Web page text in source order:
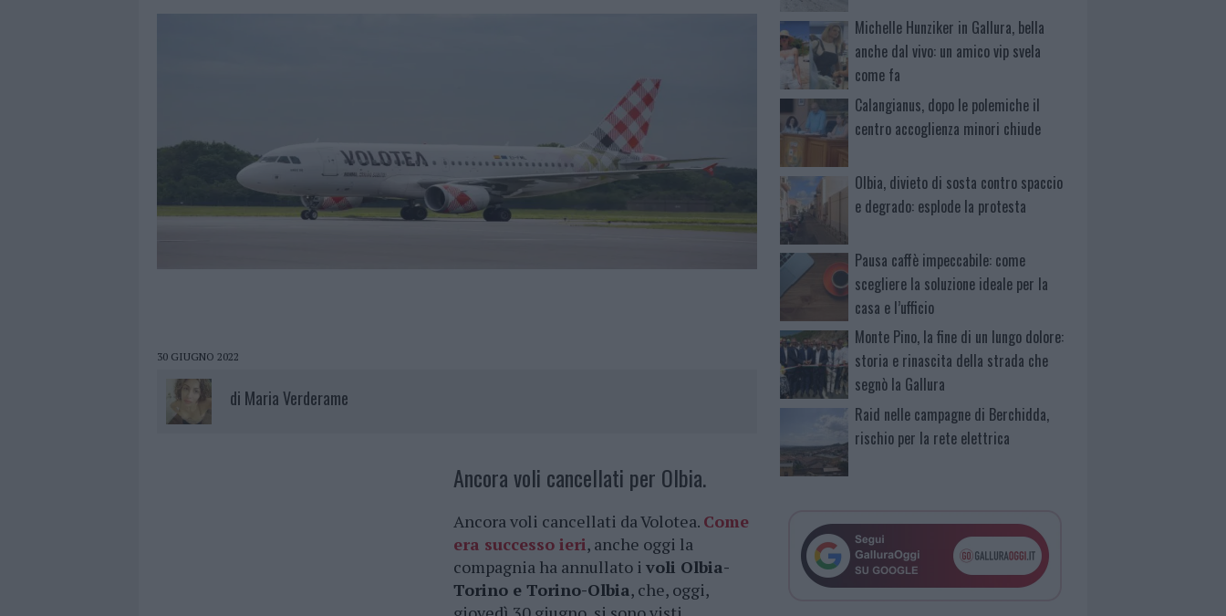
30 GIUGNO 2022
di Maria Verderame
Ancora voli cancellati per Olbia.
Ancora voli cancellati da Volotea. Come
era successo ieri, anche oggi la
compagnia ha annullato i voli Olbia-
Torino e Torino-Olbia, che, oggi,
Michelle Hunziker in Gallura, bella
anche dal vivo: un amico vip svela
come fa
Calangianus, dopo le polemiche il
centro accoglienza minori chiude
Olbia, divieto di sosta contro spaccio
e degrado: esplode la protesta
Pausa caffè impeccabile: come
scegliere la soluzione ideale per la
casa e l’ufficio
Monte Pino, la fine di un lungo dolore:
storia e rinascita della strada che
segnò la Gallura
Raid nelle campagne di Berchidda,
rischio per la rete elettrica